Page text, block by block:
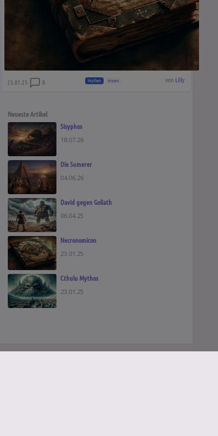
23.01.25 0 Mythen Wissen von Lilly
Neueste Artikel
Sisyphos
18.07.26
Die Sumerer
04.06.26
David gegen Goliath
06.04.25
Necronomicon
23.01.25
Cthulu Mythos
23.01.25